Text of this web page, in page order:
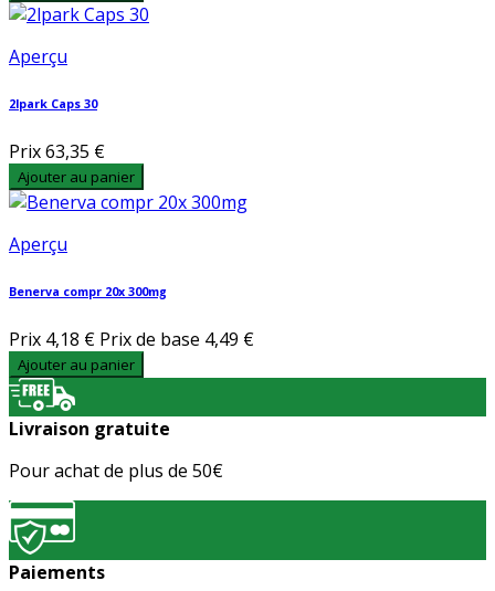
Aperçu
2lpark Caps 30
Prix63,35 €
Ajouter au panier
Aperçu
Benerva compr 20x 300mg
Prix 4,18 € Prix de base 4,49 €
Ajouter au panier
Livraison gratuite
Pour achat de plus de 50€
Paiements